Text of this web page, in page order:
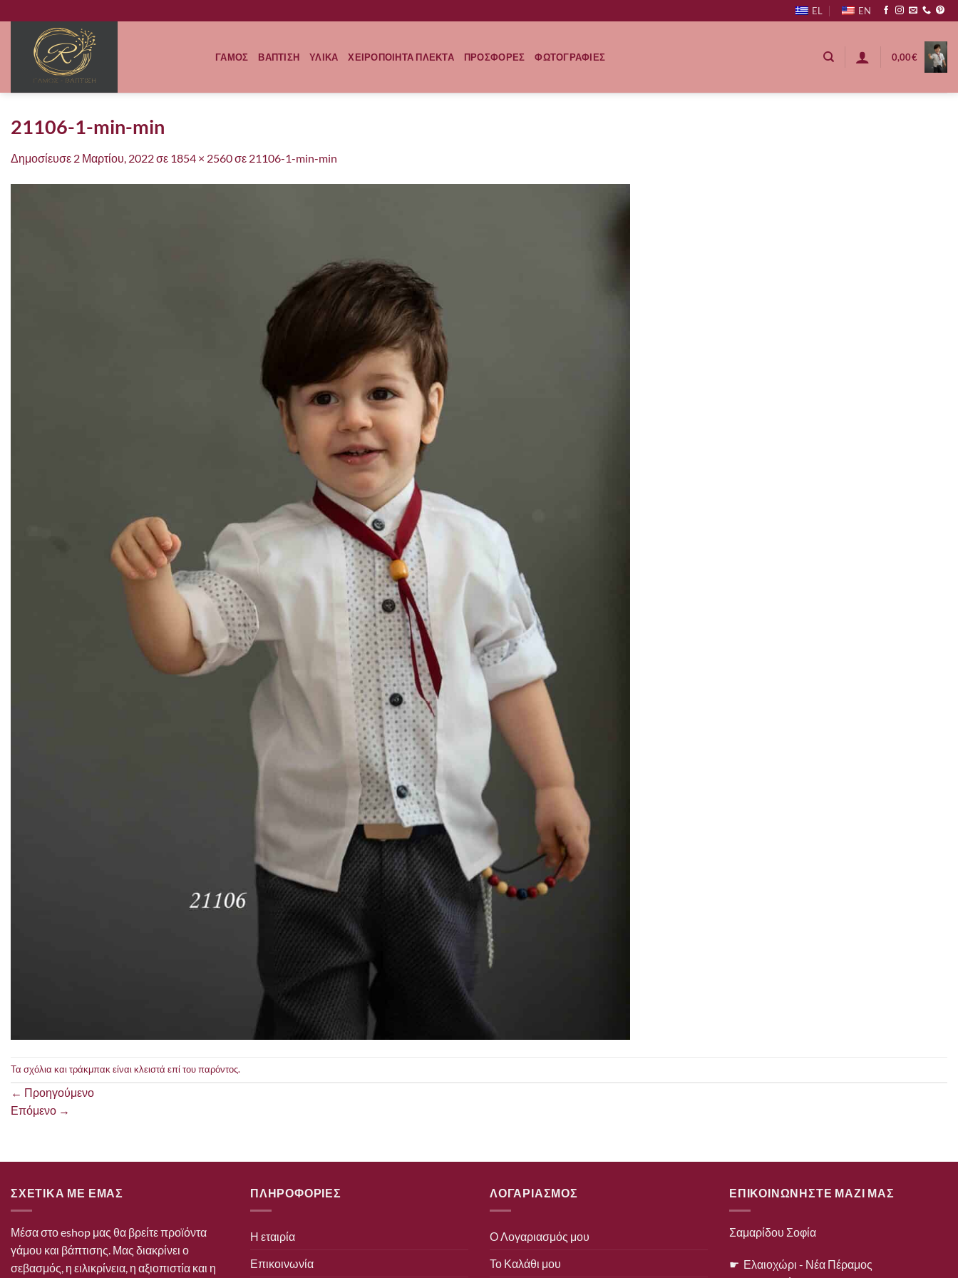
στο
περιεχόμενο
EL EN
ΓΑΜΟΣ ΒΑΠΤΙΣΗ ΥΛΙΚΑ ΧΕΙΡΟΠΟΙΗΤΑ ΠΛΕΚΤΑ ΠΡΟΣΦΟΡΕΣ ΦΩΤΟΓΡΑΦΙΕΣ 0,00€
21106-1-min-min
Δημοσίευσε 2 Μαρτίου, 2022σε 1854 × 2560σε 21106-1-min-min
Τα σχόλια και τράκμπακ είναι κλειστά επί του παρόντος.
← Προηγούμενο
Επόμενο →
ΣΧΕΤΙΚΑ ΜΕ ΕΜΑΣ
Μέσα στο eshop μας θα βρείτε προϊόντα
γάμου και βάπτισης. Μας διακρίνει ο
σεβασμός, η ειλικρίνεια, η αξιοπιστία και η
ΠΛΗΡΟΦΟΡΙΕΣ
Η εταιρία
Επικοινωνία
ΛΟΓΑΡΙΑΣΜΟΣ
Ο Λογαριασμός μου
Το Καλάθι μου
ΕΠΙΚΟΙΝΩΝΗΣΤΕ ΜΑΖΙ ΜΑΣ
Σαμαρίδου Σοφία
☛ Ελαιοχώρι - Νέα Πέραμος